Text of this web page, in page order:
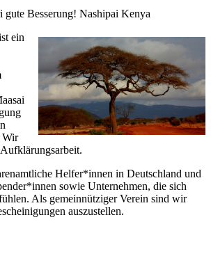
Besserung! Nashipai Kenya
ein
Wir
Helfer*innen in Deutschland und
sowie Unternehmen, die sich
Als gemeinnütziger Verein sind wir
auszustellen.